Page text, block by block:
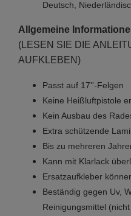
Deutsch,
Allgemeine
(LESEN SIE DIE
AUFKLEBEN)
Passt auf 17''-Felgen
Keine Heißluftpistole
Kein Ausbau des
Extra schützende
Bis zu mehreren
Kann mit Klarlack
Ersatzaufkleber
Beständig gegen Uv,
Reinigungsmittel